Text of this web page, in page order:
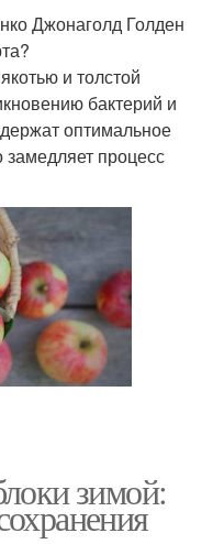
Джонаголд Голден
и толстой
бактерий и
оптимальное
замедляет процесс
зимой: